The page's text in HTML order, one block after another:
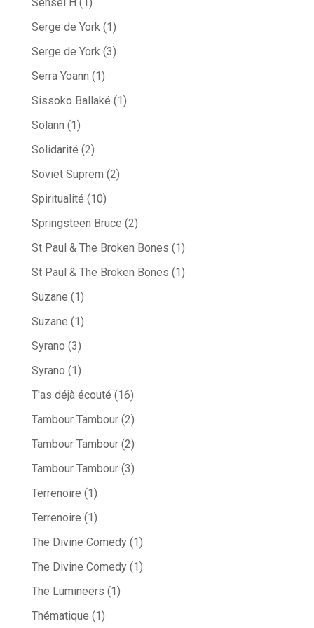
Sensei H (1)
Serge de York(1)
Serge de York(3)
Serra Yoann (1)
Sissoko Ballaké (1)
Solann (1)
Solidarité (2)
Soviet Suprem (2)
Spiritualité (10)
Springsteen Bruce (2)
St Paul & The Broken Bones (1)
St Paul & The Broken Bones (1)
Suzane (1)
Suzane (1)
Syrano (3)
Syrano (1)
T'as déjà écouté (16)
Tambour Tambour(2)
Tambour Tambour(2)
Tambour Tambour(3)
Terrenoire (1)
Terrenoire (1)
The Divine Comedy(1)
The Divine Comedy(1)
The Lumineers (1)
Thématique (1)